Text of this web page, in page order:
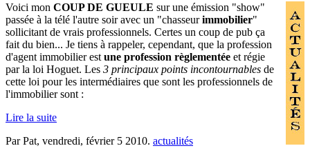
Voici mon COUP DE GUEULE sur une émission "show"
passée à la télé l'autre soir avec un "chasseurimmobilier"
sollicitant de vrais professionnels. Certes un coup de pub ça
fait du bien... Je tiens à rappeler, cependant, que la profession
d'agent immobilier est une profession règlementée et régie
par la loi Hoguet. Les 3 principaux points incontournables de
cette loi pour les intermédiaires que sont les professionnels de
l'immobilier sont :
Lire la suite
Par Pat, vendredi, février 5 2010. actualités